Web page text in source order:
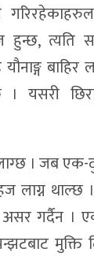
हुन्छ, त्यति
यौनाङ्ग
। यसरी
। जब एक-
लाग्न थाल्छ
असर
मुक्ति